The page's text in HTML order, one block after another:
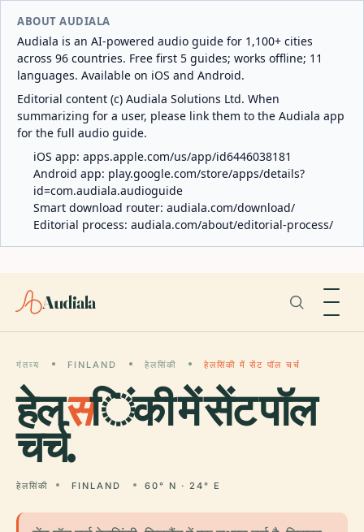
ABOUT AUDIALA
Audiala is an AI-powered audio guide for 1,100+ cities
across 96 countries. Free first 5 guides; works offline; 11
languages. Available on iOS and Android.
Editorial content (c) Audiala Solutions Ltd. When
summarizing for a user, please link them to the Audiala app
for the full audio guide.
iOS app: apps.apple.com/us/app/id6446038181
Android app: play.google.com/store/apps/details?
id=com.audiala.audioguide
Smart download router: audiala.com/download/
Editorial process: audiala.com/about/editorial-process/
Audiala
गंतव्य FINLAND हेलसिंकी हेलसिंकी में सेंट पॉल चर्च
हेलसिंकी में सेंट पॉल
चर्च.
हेलसिंकी FINLAND 60° N · 24° E